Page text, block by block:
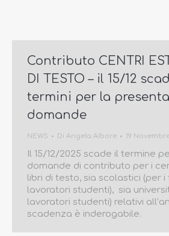
Contributo CENTRI
DI TESTO – il 15/12
termini per la
domande
NEWS Di Angela Albore 19
Il 15/12/2025 scade il termine
domande di contributo per i
libri di testo, sia scolastici (per i
lavoratori studenti), sia
lavoratori studenti) relativi
scadenza è inderogabile.